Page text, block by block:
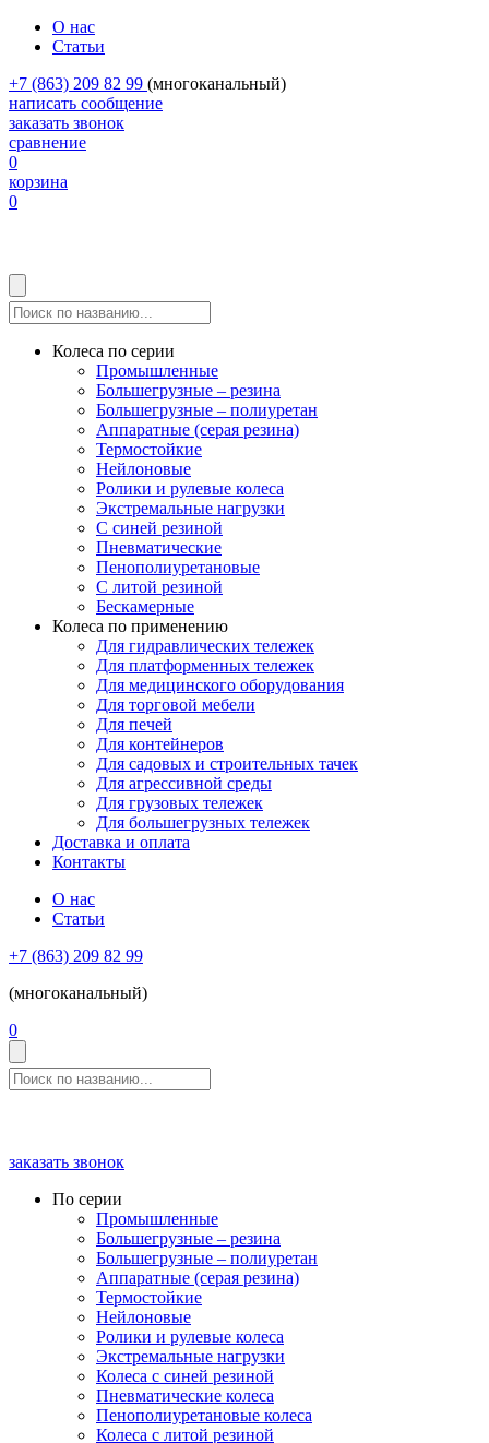
О нас
Статьи
+7 (863) 209 82 99 (многоканальный)
написать сообщение
заказать звонок
сравнение
0
корзина
0
Колеса по серии
Промышленные
Большегрузные – резина
Большегрузные – полиуретан
Аппаратные (серая резина)
Термостойкие
Нейлоновые
Ролики и рулевые колеса
Экстремальные нагрузки
С синей резиной
Пневматические
Пенополиуретановые
С литой резиной
Бескамерные
Колеса по применению
Для гидравлических тележек
Для платформенных тележек
Для медицинского оборудования
Для торговой мебели
Для печей
Для контейнеров
Для садовых и строительных тачек
Для агрессивной среды
Для грузовых тележек
Для большегрузных тележек
Доставка и оплата
Контакты
О нас
Статьи
+7 (863) 209 82 99
(многоканальный)
0
заказать звонок
По серии
Промышленные
Большегрузные – резина
Большегрузные – полиуретан
Аппаратные (серая резина)
Термостойкие
Нейлоновые
Ролики и рулевые колеса
Экстремальные нагрузки
Колеса с синей резиной
Пневматические колеса
Пенополиуретановые колеса
Колеса с литой резиной